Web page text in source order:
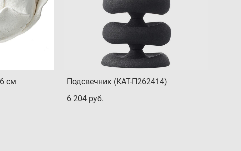
см
Подсвечник (КАТ-П262414)
6 204 pуб.